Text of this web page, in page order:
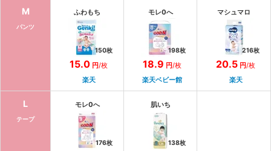
M
パンツ
ふわもち
150枚
15.0 円/枚
楽天
モレ0へ
198枚
18.9 円/枚
楽天ベビー館
マシュマロ
216枚
20.5 円/枚
楽天
L
テープ
モレ0へ
176枚
肌いち
138枚